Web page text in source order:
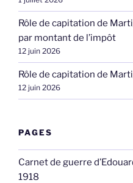
Rôle de capitation de
par montant de l’impôt
12 juin 2026
Rôle de capitation de
12 juin 2026
PAGES
Carnet de guerre
1918